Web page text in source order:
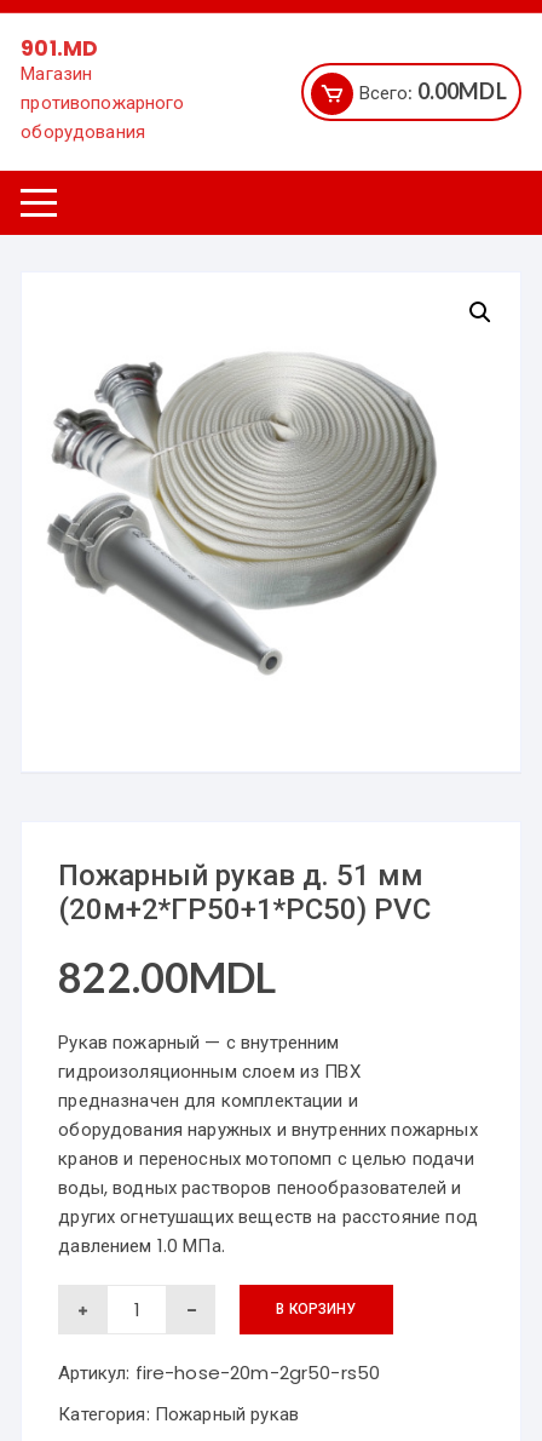
Перейти
содержимому
901.MD
Магазин
противопожарного
оборудования
Всего: 0.00MDL
Пожарный рукав д. 51 мм
(20м+2*ГР50+1*РС50) PVC
822.00MDL
Рукав пожарный — с внутренним
гидроизоляционным слоем из ПВХ
предназначен для комплектации и
оборудования наружных и внутренних пожарных
кранов и переносных мотопомп с целью подачи
воды, водных растворов пенообразователей и
других огнетушащих веществ на расстояние под
давлением 1.0 МПа.
товара
д.
51
(20м+2*ГР50+1*РС50)
В КОРЗИНУ
Артикул: fire-hose-20m-2gr50-rs50
Категория: Пожарный рукав